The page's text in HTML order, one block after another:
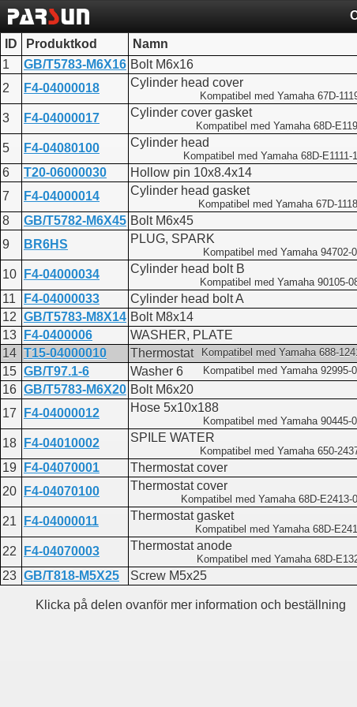
ID Produktkod
Namn
1
GB/T5783-M6X16 Bolt M6x16
2
F4-04000018 Cylinder head cover
Kompatibel med Yamaha 67D-
3 F4-04000017 Cylinder cover gasket
Kompatibel med Yamaha 68D-
5 F4-04080100 Cylinder head
Kompatibel med Yamaha 68D-E1111-
6 T20-06000030
Hollow pin 10x8.4x14
7
F4-04000014 Cylinder head gasket
Kompatibel med Yamaha 67D-
8 GB/T5782-M6X45 Bolt M6x45
9
BR6HS PLUG, SPARK
Kompatibel med Yamaha 94702-
10 F4-04000034 Cylinder head bolt B
Kompatibel med Yamaha 90105-
11 F4-04000033
Cylinder head bolt A
12 GB/T5783-M8X14 Bolt M8x14
13
F4-0400006
WASHER, PLATE
14 T15-04000010 Thermostat Kompatibel med Yamaha 688-
15 GB/T97.1-6 Washer 6 Kompatibel med Yamaha 92995-
16 GB/T5783-M6X20 Bolt M6x20
17
F4-04000012 Hose 5x10x188
Kompatibel med Yamaha 90445-
18 F4-04010002 SPILE WATER
Kompatibel med Yamaha 650-
19 F4-04070001
Thermostat cover
20
F4-04070100 Thermostat cover
Kompatibel med Yamaha 68D-E2413-
21 F4-04000011 Thermostat gasket
Kompatibel med Yamaha 68D-
22 F4-04070003 Thermostat anode
Kompatibel med Yamaha 68D-
23 GB/T818-M5X25 Screw M5x25
Klicka på delen ovanför mer information och beställning